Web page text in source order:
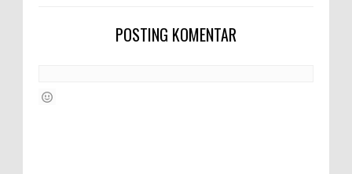
POSTING KOMENTAR